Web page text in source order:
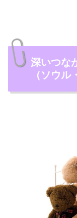
深いつな
（ソウル